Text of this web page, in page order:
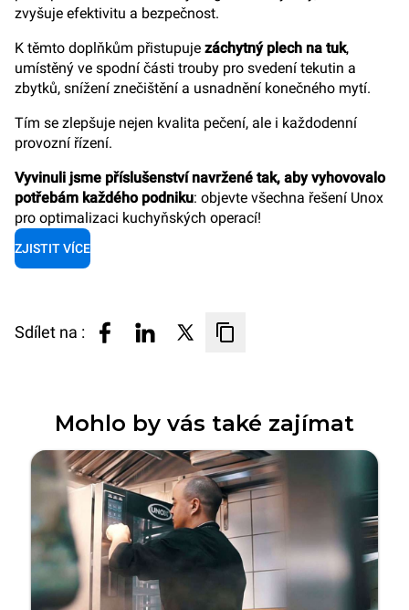
zvyšuje efektivitu a bezpečnost.
K těmto doplňkům přistupuje záchytný plech na tuk,
umístěný ve spodní části trouby pro svedení tekutin a
zbytků, snížení znečištění a usnadnění konečného mytí.
Tím se zlepšuje nejen kvalita pečení, ale i každodenní
provozní řízení.
Vyvinuli jsme příslušenství navržené tak, aby vyhovovalo
potřebám každého podniku: objevte všechna řešení Unox
pro optimalizaci kuchyňských operací!
ZJISTIT VÍCE
Sdílet na :
Mohlo by vás také zajímat